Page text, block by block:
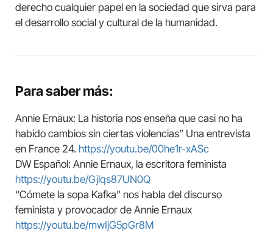
derecho cualquier papel en la sociedad que sirva para
el desarrollo social y cultural de la humanidad.
Para saber más:
Annie Ernaux: La historia nos enseña que casi no ha
habido cambios sin ciertas violencias” Una entrevista
en France 24. https://youtu.be/00he1r-xASc
DW Español: Annie Ernaux, la escritora feminista
https://youtu.be/Gjlqs87UN0Q
“Cómete la sopa Kafka” nos habla del discurso
feminista y provocador de Annie Ernaux
https://youtu.be/mwIjG5pGr8M